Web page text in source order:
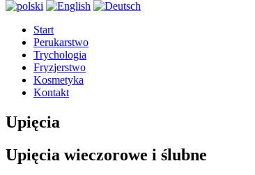
Start
Perukarstwo
Trychologia
Fryzjerstwo
Kosmetyka
Kontakt
Upięcia
Upięcia wieczorowe i ślubne